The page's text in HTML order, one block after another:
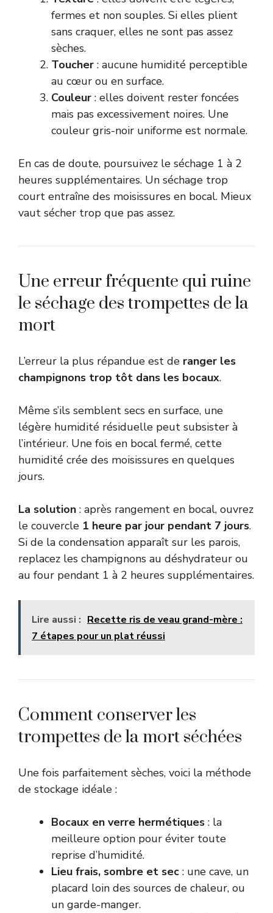
fermes et non souples. Si elles plient
sans craquer, elles ne sont pas assez
sèches.
Toucher : aucune humidité perceptible
au cœur ou en surface.
Couleur : elles doivent rester foncées
mais pas excessivement noires. Une
couleur gris-noir uniforme est normale.
En cas de doute, poursuivez le séchage 1 à 2
heures supplémentaires. Un séchage trop
court entraîne des moisissures en bocal. Mieux
vaut sécher trop que pas assez.
Une erreur fréquente qui ruine
le séchage des trompettes de la
mort
L’erreur la plus répandue est de ranger les
champignons trop tôt dans les bocaux.
Même s’ils semblent secs en surface, une
légère humidité résiduelle peut subsister à
l’intérieur. Une fois en bocal fermé, cette
humidité crée des moisissures en quelques
jours.
La solution : après rangement en bocal, ouvrez
le couvercle 1 heure par jour pendant 7 jours.
Si de la condensation apparaît sur les parois,
replacez les champignons au déshydrateur ou
au four pendant 1 à 2 heures supplémentaires.
Lire aussi : Recette ris de veau grand-mère :
7 étapes pour un plat réussi
Comment conserver les
trompettes de la mort séchées
Une fois parfaitement sèches, voici la méthode
de stockage idéale :
Bocaux en verre hermétiques : la
meilleure option pour éviter toute
reprise d’humidité.
Lieu frais, sombre et sec : une cave, un
placard loin des sources de chaleur, ou
un garde-manger.